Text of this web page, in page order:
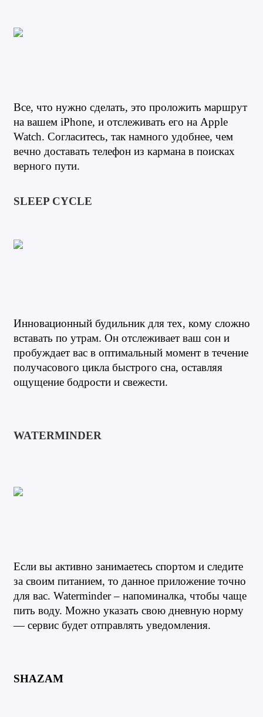
Все, что нужно сделать, это проложить маршрут
на вашем iPhone, и отслеживать его на Apple
Watch. Согласитесь, так намного удобнее, чем
вечно доставать телефон из кармана в поисках
верного пути.
SLEEP CYCLE
Инновационный будильник для тех, кому сложно
вставать по утрам. Он отслеживает ваш сон и
пробуждает вас в оптимальный момент в течение
получасового цикла быстрого сна, оставляя
ощущение бодрости и свежести.
WATERMINDER
Если вы активно занимаетесь спортом и следите
за своим питанием, то данное приложение точно
для вас. Waterminder – напоминалка, чтобы чаще
пить воду. Можно указать свою дневную норму
— сервис будет отправлять уведомления.
SHAZAM